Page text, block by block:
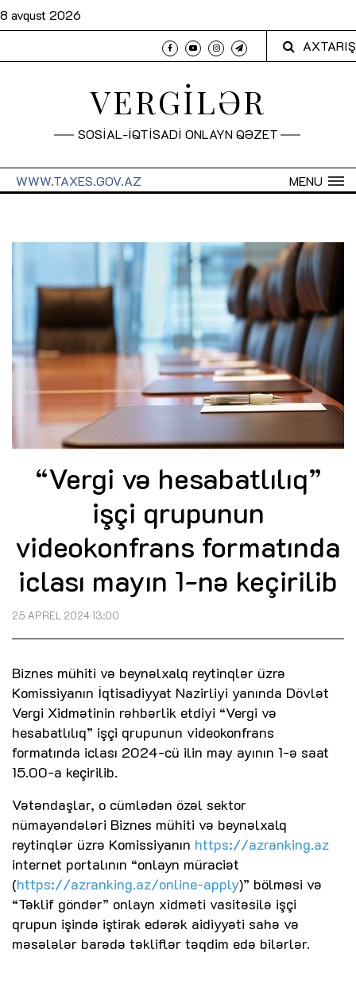
8 avqust 2026
AXTARIŞ
VERGİLƏR
SOSİAL-İQTİSADİ ONLAYN QƏZET
MENU
WWW.TAXES.GOV.AZ
“Vergi və hesabatlılıq”
işçi qrupunun
videokonfrans formatında
iclası mayın 1-nə keçirilib
25 APREL 2024 13:00
Biznes mühiti və beynəlxalq reytinqlər üzrə
Komissiyanın İqtisadiyyat Nazirliyi yanında Dövlət
Vergi Xidmətinin rəhbərlik etdiyi “Vergi və
hesabatlılıq” işçi qrupunun videokonfrans
formatında iclası 2024-cü ilin may ayının 1-ə saat
15.00-a keçirilib.
Vətəndaşlar, o cümlədən özəl sektor
nümayəndələri Biznes mühiti və beynəlxalq
reytinqlər üzrə Komissiyanın https://azranking.az
internet portalının “onlayn müraciət
(https://azranking.az/online-apply)” bölməsi və
“Təklif göndər” onlayn xidməti vasitəsilə işçi
qrupun işində iştirak edərək aidiyyəti sahə və
məsələlər barədə təkliflər təqdim edə bilərlər.